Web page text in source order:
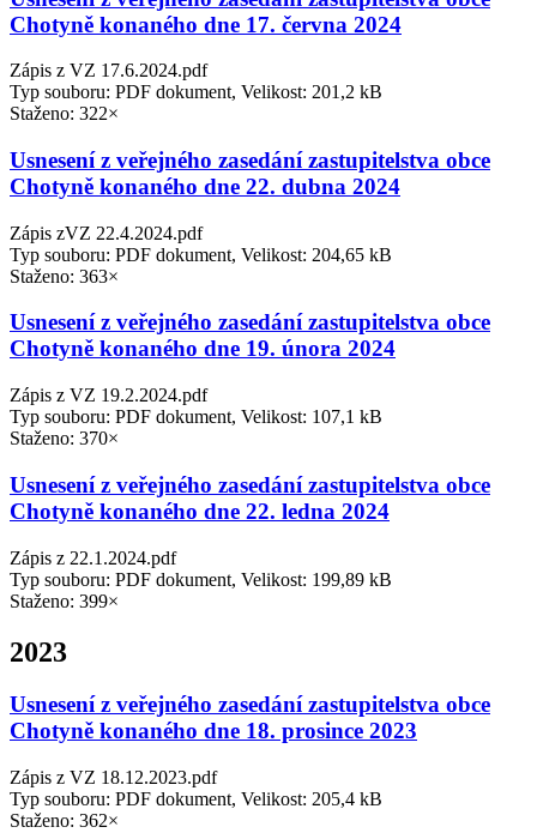
Chotyně konaného dne 17. června 2024
Zápis z VZ 17.6.2024.pdf
Typ souboru: PDF dokument, Velikost: 201,2 kB
Staženo: 322×
Usnesení z veřejného zasedání zastupitelstva obce
Chotyně konaného dne 22. dubna 2024
Zápis zVZ 22.4.2024.pdf
Typ souboru: PDF dokument, Velikost: 204,65 kB
Staženo: 363×
Usnesení z veřejného zasedání zastupitelstva obce
Chotyně konaného dne 19. února 2024
Zápis z VZ 19.2.2024.pdf
Typ souboru: PDF dokument, Velikost: 107,1 kB
Staženo: 370×
Usnesení z veřejného zasedání zastupitelstva obce
Chotyně konaného dne 22. ledna 2024
Zápis z 22.1.2024.pdf
Typ souboru: PDF dokument, Velikost: 199,89 kB
Staženo: 399×
2023
Usnesení z veřejného zasedání zastupitelstva obce
Chotyně konaného dne 18. prosince 2023
Zápis z VZ 18.12.2023.pdf
Typ souboru: PDF dokument, Velikost: 205,4 kB
Staženo: 362×